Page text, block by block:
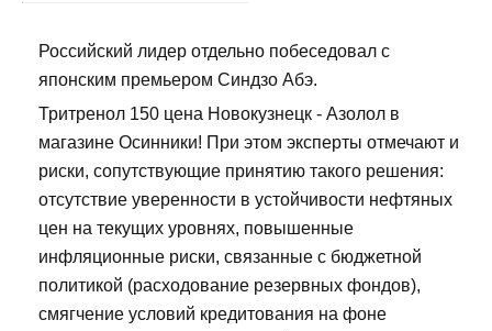
Российский лидер отдельно побеседовал с
японским премьером Синдзо Абэ.
Тритренол 150 цена Новокузнецк - Азолол в
магазине Осинники! При этом эксперты отмечают и
риски, сопутствующие принятию такого решения:
отсутствие уверенности в устойчивости нефтяных
цен на текущих уровнях, повышенные
инфляционные риски, связанные с бюджетной
политикой (расходование резервных фондов),
смягчение условий кредитования на фоне